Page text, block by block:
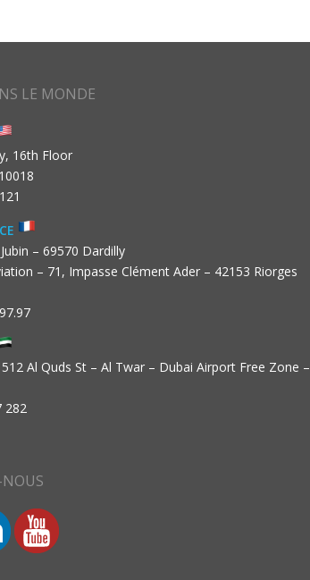
LE MONDE
16th Floor
– 69570 Dardilly
– 71, Impasse Clément Ader – 42153 Riorges
Al Quds St – Al Twar – Dubai Airport Free Zone –
282